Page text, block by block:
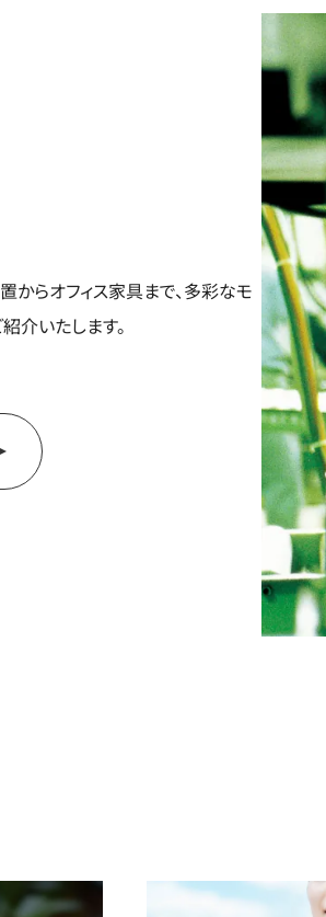
からオフィス家具まで、多彩なモ
介いたします。